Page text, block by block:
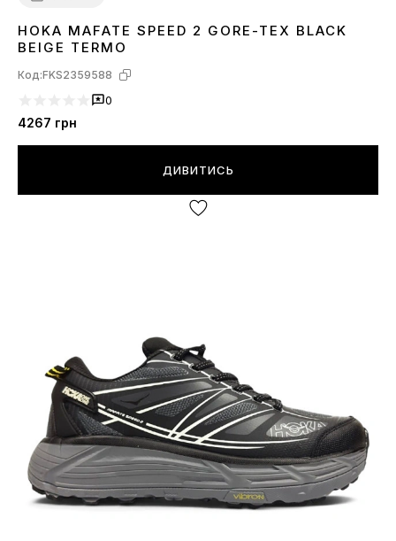
41 4243444546
HOKA MAFATE SPEED 2 GORE-TEX BLACK
BEIGE TERMO
Код:FKS2359588
0
4267 грн
ДИВИТИСЬ